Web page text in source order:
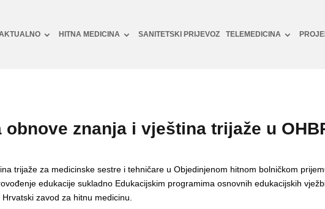
HITNA MEDICINA SANITETSKI PRIJEVOZ TELEMEDICINA
znanja i vještina trijaže u
trijaže za medicinske sestre i tehničare u Objedinjenom hitnom bolničkom
edukacije sukladno Edukacijskim programima osnovnih edukacijskih
zavod za hitnu medicinu.